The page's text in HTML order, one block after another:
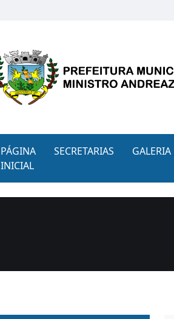
PÁGINA
INICIAL
SECRETARIAS GALERIA